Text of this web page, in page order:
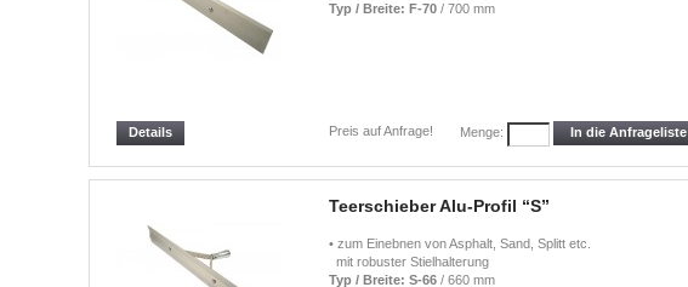
Typ / Breite: F-70/ 700 mm
Preis auf Anfrage! Menge: In die Anfrageliste
Details
Teerschieber Alu-Profil “S”
• zum Einebnen von Asphalt, Sand, Splitt etc.
mit robuster Stielhalterung
Typ / Breite: S-66/ 660 mm